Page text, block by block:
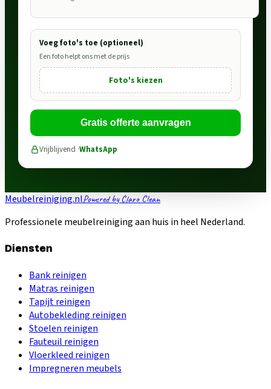
Voeg foto's toe (optioneel)
Een foto helpt ons met de prijs
Foto's kiezen
Gratis offerte aanvragen
Vrijblijvend ·WhatsApp
Meubelreiniging.nlPowered by Claro Clean
Professionele meubelreiniging aan huis in heel Nederland.
Diensten
Bank reinigen
Matras reinigen
Tapijt reinigen
Autobekleding reinigen
Stoelen reinigen
Fauteuil reinigen
Vloerkleed reinigen
Impregneren meubels